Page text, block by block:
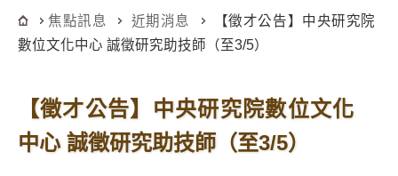
焦點訊息 近期消息
【徵才公告】中央研究院
數位文化中心 誠徵研究助技師（至3/5）
【徵才公告】中央研究院數位文化
中心 誠徵研究助技師（至3/5）